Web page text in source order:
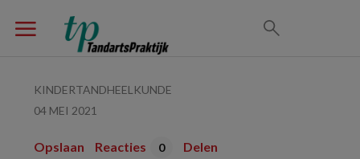
KINDERTANDHEELKUNDE
04 MEI 2021
Opslaan Reacties 0 Delen